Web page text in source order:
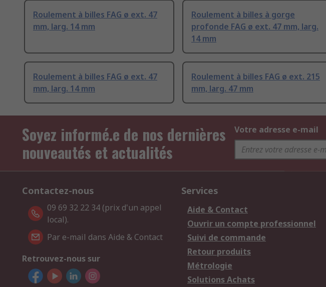
Roulement à billes FAG ø ext. 47
mm, larg. 14 mm
Roulement à billes à gorge
profonde FAG ø ext. 47 mm, larg.
14 mm
Roulement à billes FAG ø ext. 47
mm, larg. 14 mm
Roulement à billes FAG ø ext. 215
mm, larg. 47 mm
Soyez informé.e de nos dernières
nouveautés et actualités
Votre adresse e-mail
Contactez-nous
09 69 32 22 34 (prix d'un appel
local).
Par e-mail dans Aide & Contact
Retrouvez-nous sur
Services
Aide & Contact
Ouvrir un compte professionnel
Suivi de commande
Retour produits
Métrologie
Solutions Achats